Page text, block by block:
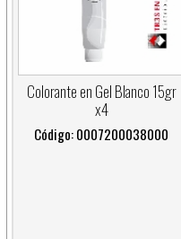
Colorante en Gel Blanco 15gr
x4
Código: 0007200038000